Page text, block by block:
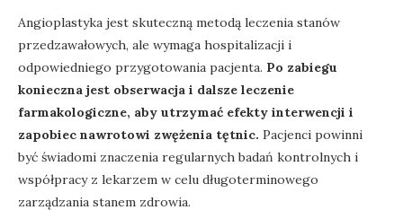
Angioplastyka jest skuteczną metodą leczenia stanów
przedzawałowych, ale wymaga hospitalizacji i
odpowiedniego przygotowania pacjenta. Po zabiegu
konieczna jest obserwacja i dalsze leczenie
farmakologiczne, aby utrzymać efekty interwencji i
zapobiec nawrotowi zwężenia tętnic. Pacjenci powinni
być świadomi znaczenia regularnych badań kontrolnych i
współpracy z lekarzem w celu długoterminowego
zarządzania stanem zdrowia.